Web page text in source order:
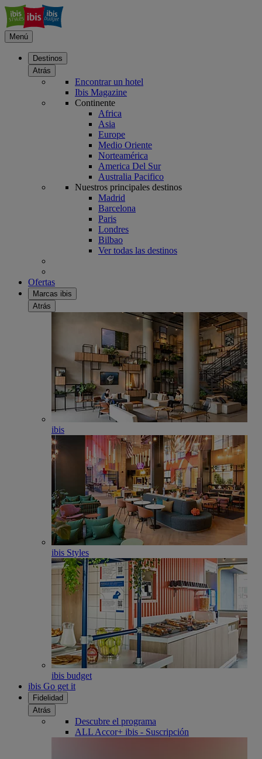
Menú
Destinos
Atrás
Encontrar un hotel
Ibis Magazine
Continente
Africa
Asia
Europe
Medio Oriente
Norteamérica
America Del Sur
Australia Pacifico
Nuestros principales destinos
Madrid
Barcelona
Paris
Londres
Bilbao
Ver todas las destinos
Ofertas
Marcas ibis
Atrás
ibis
ibis Styles
ibis budget
ibis Go get it
Fidelidad
Atrás
Descubre el programa
ALL Accor+ ibis - Suscripción